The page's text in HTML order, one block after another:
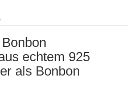
echtem 925
als Bonbon